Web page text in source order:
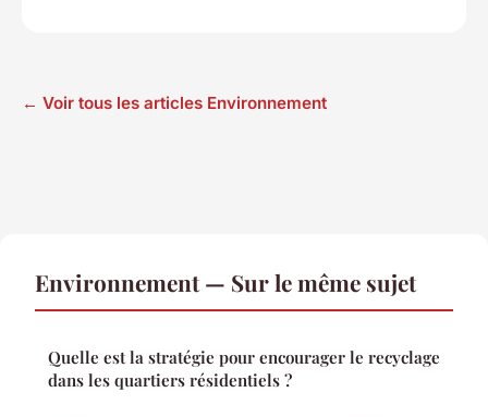
← Voir tous les articles Environnement
Environnement — Sur le même sujet
Quelle est la stratégie pour encourager le recyclage
dans les quartiers résidentiels ?